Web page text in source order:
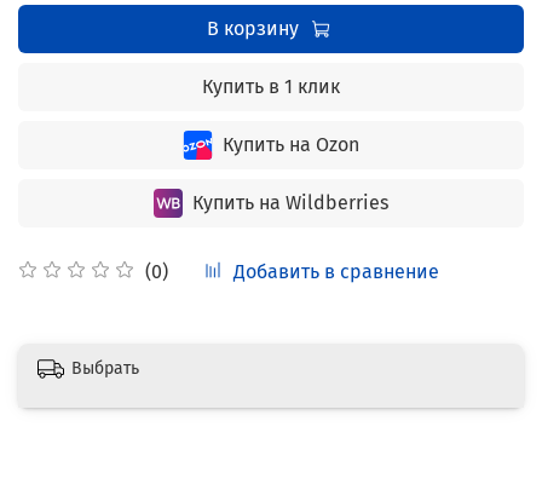
(0) Добавить в сравнение
В корзину
Купить в 1 клик
Купить на Ozon
Купить на Wildberries
Выбрать